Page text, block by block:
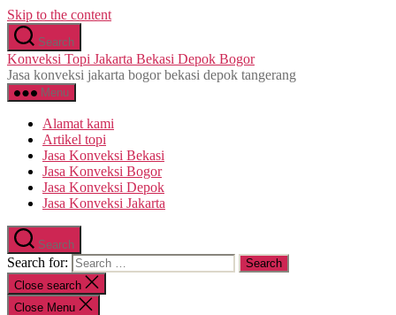
Skip to the content
Search
Konveksi Topi Jakarta Bekasi Depok Bogor
Jasa konveksi jakarta bogor bekasi depok tangerang
Menu
Alamat kami
Artikel topi
Jasa Konveksi Bekasi
Jasa Konveksi Bogor
Jasa Konveksi Depok
Jasa Konveksi Jakarta
Search
Search for:
Close search
Close Menu